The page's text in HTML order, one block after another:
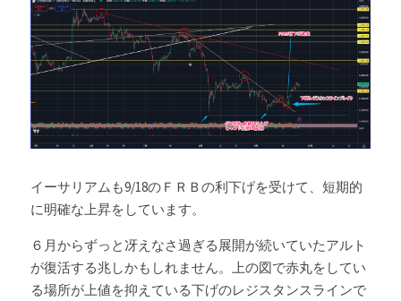
イーサリアムも9/18のＦＲＢの利下げを受けて、短期的
に明確な上昇をしています。
６月からずっと冴えなさ過ぎる展開が続いていたアルト
が復活する兆しかもしれません。上の図で赤丸をしてい
る場所が上値を抑えている下げのレジスタンスラインで